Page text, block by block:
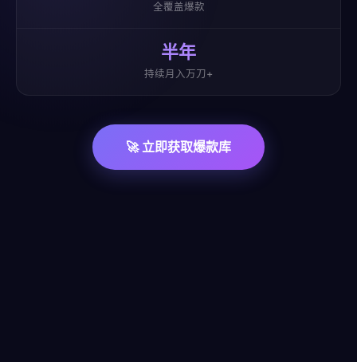
全覆盖爆款
半年
持续月入万刀+
🚀 立即获取爆款库